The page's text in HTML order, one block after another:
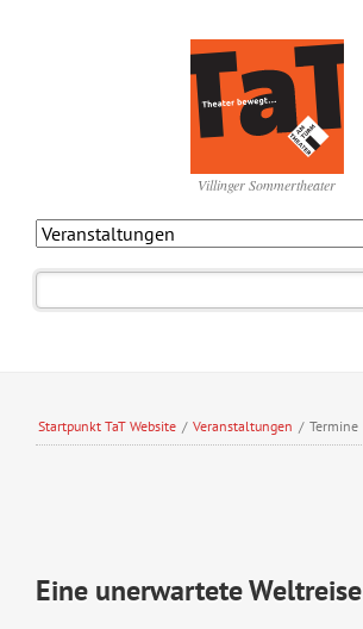
Villinger Sommertheater
Startpunkt TaT Website / Veranstaltungen / Termine
Eine unerwartete Weltreise